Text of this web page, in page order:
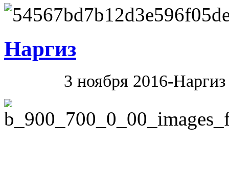
Наргиз
3 ноября 2016-Наргиз